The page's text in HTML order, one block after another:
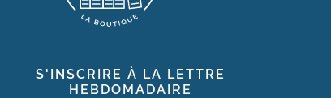
S'INSCRIRE À LA LETTRE
HEBDOMADAIRE